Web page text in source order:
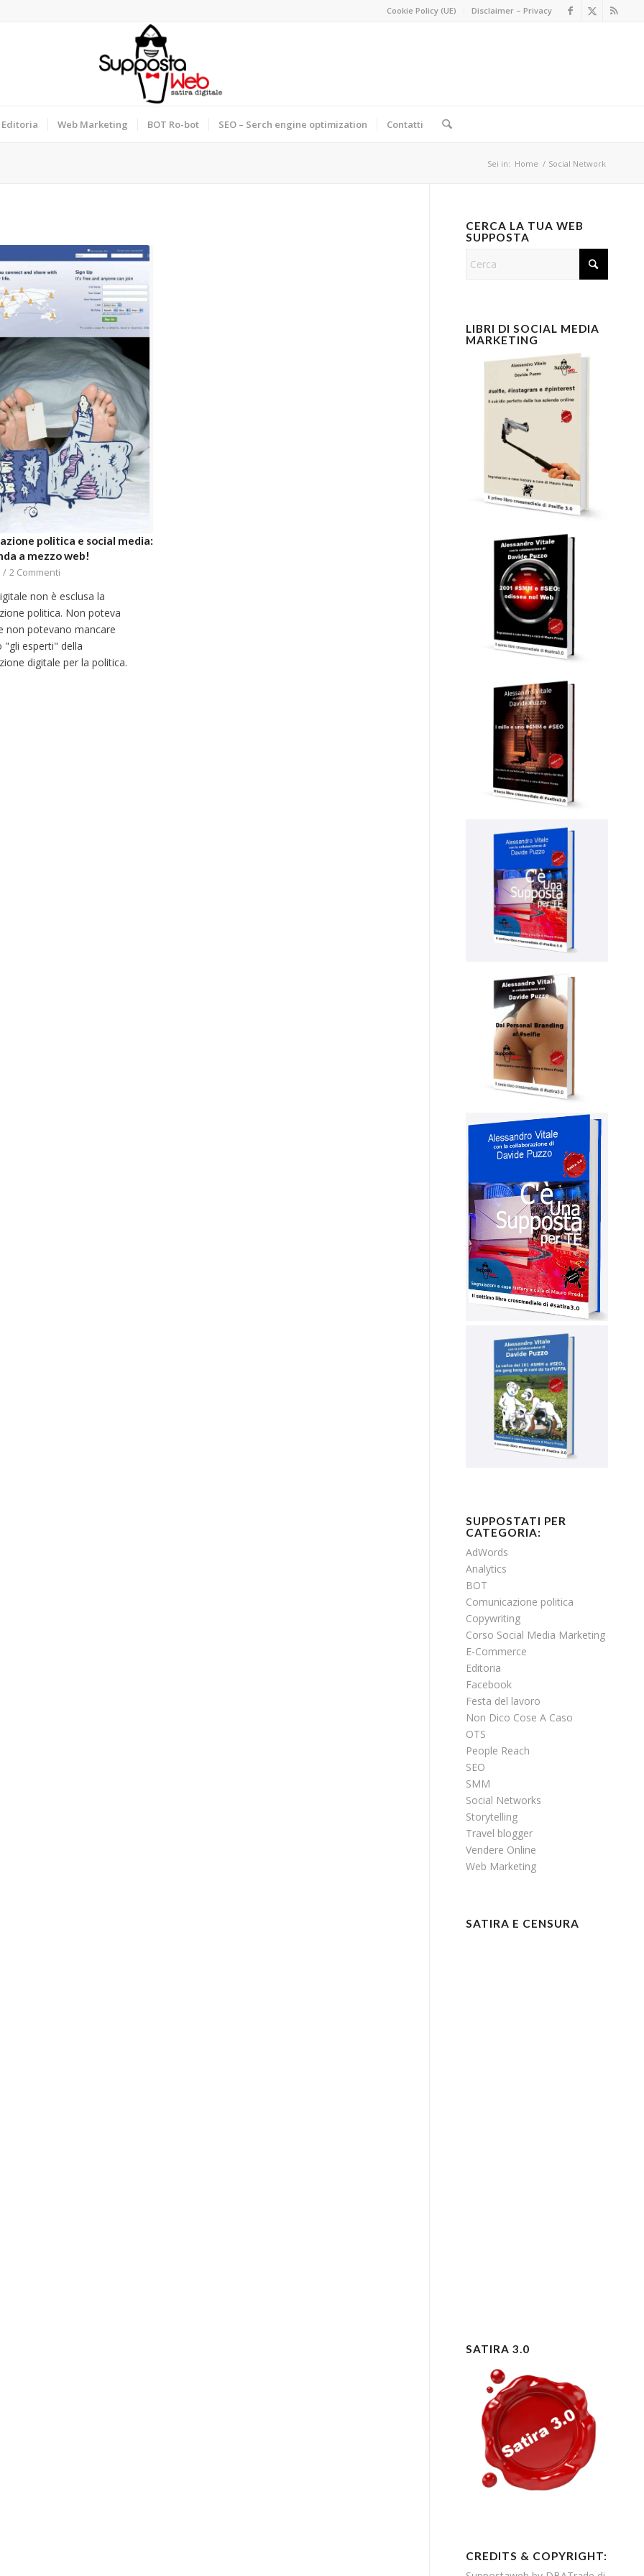
Cookie Policy (UE) Disclaimer – Privacy
Editoria Web Marketing BOT Ro-bot SEO – Serch engine optimization Contatti
Sei in: Home / Social Network
politica e social media:
a mezzo web!
/ 2 Commenti
non è esclusa la
politica. Non poteva
non potevano mancare
"gli esperti" della
digitale per la politica.
CERCA LA TUA WEB
SUPPOSTA
LIBRI DI SOCIAL MEDIA
MARKETING
SUPPOSTATI PER
CATEGORIA:
AdWords
Analytics
BOT
Comunicazione politica
Copywriting
Corso Social Media Marketing
E-Commerce
Editoria
Facebook
Festa del lavoro
Non Dico Cose A Caso
OTS
People Reach
SEO
SMM
Social Networks
Storytelling
Travel blogger
Vendere Online
Web Marketing
SATIRA E CENSURA
SATIRA 3.0
CREDITS & COPYRIGHT: